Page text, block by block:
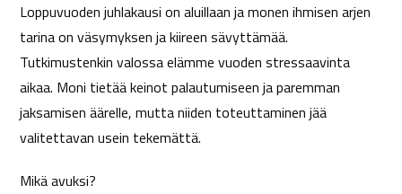
Loppuvuoden juhlakausi on aluillaan ja monen ihmisen arjen
tarina on väsymyksen ja kiireen sävyttämää.
Tutkimustenkin valossa elämme vuoden stressaavinta
aikaa. Moni tietää keinot palautumiseen ja paremman
jaksamisen äärelle, mutta niiden toteuttaminen jää
valitettavan usein tekemättä.
Mikä avuksi?